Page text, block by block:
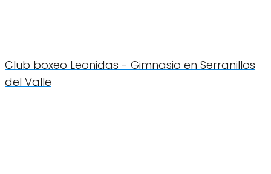
Club boxeo Leonidas - Gimnasio en Serranillos
del Valle